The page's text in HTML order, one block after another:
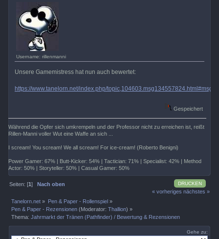
Username: rillenmanni
Unsere Gamemistress hat nun auch bewertet:
https://www.tanelorn.net/index.php/
Gespeichert
Während die Opfer sich umkrempeln und der Professor nicht zu erreichen ist, reißt
Rillen-Manni voller Wut eine Waffe an sich ...
I scream! You scream! We all scream! For ice-cream! (Roberto Benigni)
Power Gamer: 67% | Butt-Kicker: 54% | Tactician: 71% | Specialist: 42% | Method
Actor: 50% | Storyteller: 50% | Casual Gamer: 50%
DRUCKEN
Seiten: [1]Nach oben
« vorheriges nächstes »
Tanelorn.net » Pen & Paper - Rollenspiel»
Pen & Paper - Rezensionen (Moderator:Thallion) »
Thema:Jahrmarkt der Tränen (Pathfinder) / Bewertung & Rezensionen
Gehe zu: